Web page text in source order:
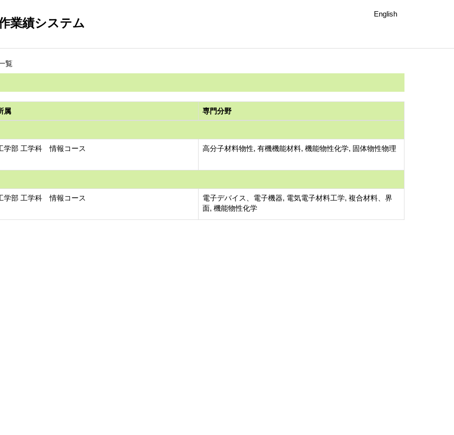
業績システム
English
覧
属 専門分野
学部 工学科 情報コース 高分子材料物性, 有機機能材料, 機能物性化学, 固体物性物理
学部 工学科 情報コース
電子デバイス、電子機器, 電気電子材料工学, 複合材料、界
面, 機能物性化学